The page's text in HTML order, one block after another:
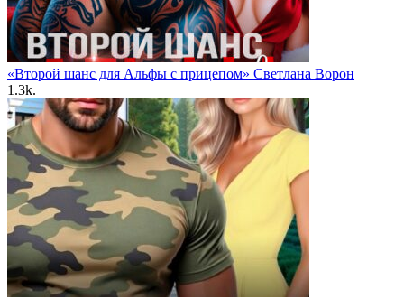
«Второй шанс для Альфы с прицепом» Светлана Ворон
1.3k.